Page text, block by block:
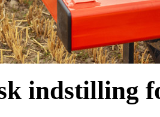
indstilling